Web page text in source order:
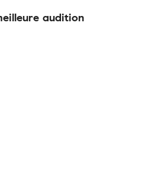
audition